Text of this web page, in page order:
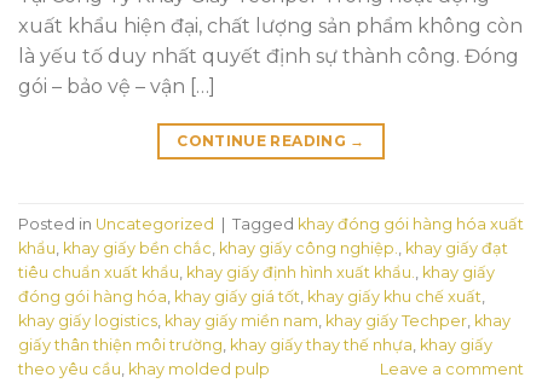
xuất khẩu hiện đại, chất lượng sản phẩm không còn
là yếu tố duy nhất quyết định sự thành công. Đóng
gói – bảo vệ – vận […]
CONTINUE READING →
Posted in Uncategorized Tagged khay đóng gói hàng hóa xuất
khẩu khay giấy bền chắc khay giấy công nghiệp.
khay giấy đạt
tiêu chuẩn xuất khẩu khay giấy định hình xuất khẩu.
khay giấy
đóng gói hàng hóa khay giấy giá tốt khay giấy khu chế xuất
khay giấy logistics khay giấy miền nam khay giấy Techper khay
giấy thân thiện môi trường khay giấy thay thế nhựa khay giấy
theo yêu cầu khay molded pulp Leave a comment